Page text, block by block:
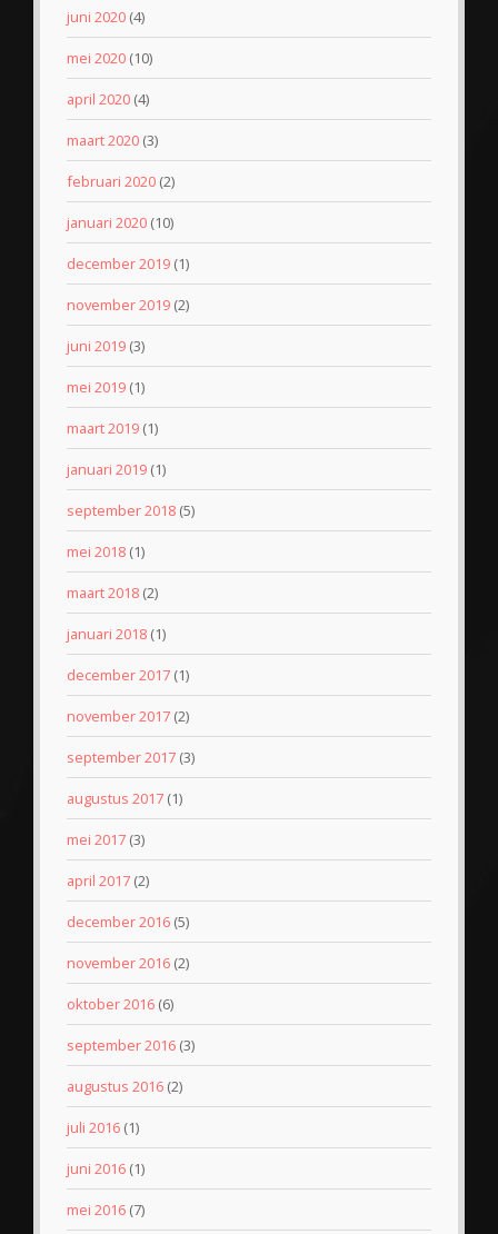
juni 2020 (4)
mei 2020 (10)
april 2020 (4)
maart 2020 (3)
februari 2020 (2)
januari 2020 (10)
december 2019 (1)
november 2019 (2)
juni 2019 (3)
mei 2019 (1)
maart 2019 (1)
januari 2019 (1)
september 2018 (5)
mei 2018 (1)
maart 2018 (2)
januari 2018 (1)
december 2017 (1)
november 2017 (2)
september 2017 (3)
augustus 2017 (1)
mei 2017 (3)
april 2017 (2)
december 2016 (5)
november 2016 (2)
oktober 2016 (6)
september 2016 (3)
augustus 2016 (2)
juli 2016 (1)
juni 2016 (1)
mei 2016 (7)